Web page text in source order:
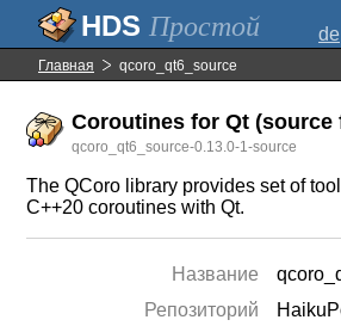
Простой de
Главная qcoro_qt6_source
Coroutines for Qt (source
qcoro_qt6_source-0.13.0-1-source
The QCoro library provides set of
C++20 coroutines with Qt.
Название
Репозиторий